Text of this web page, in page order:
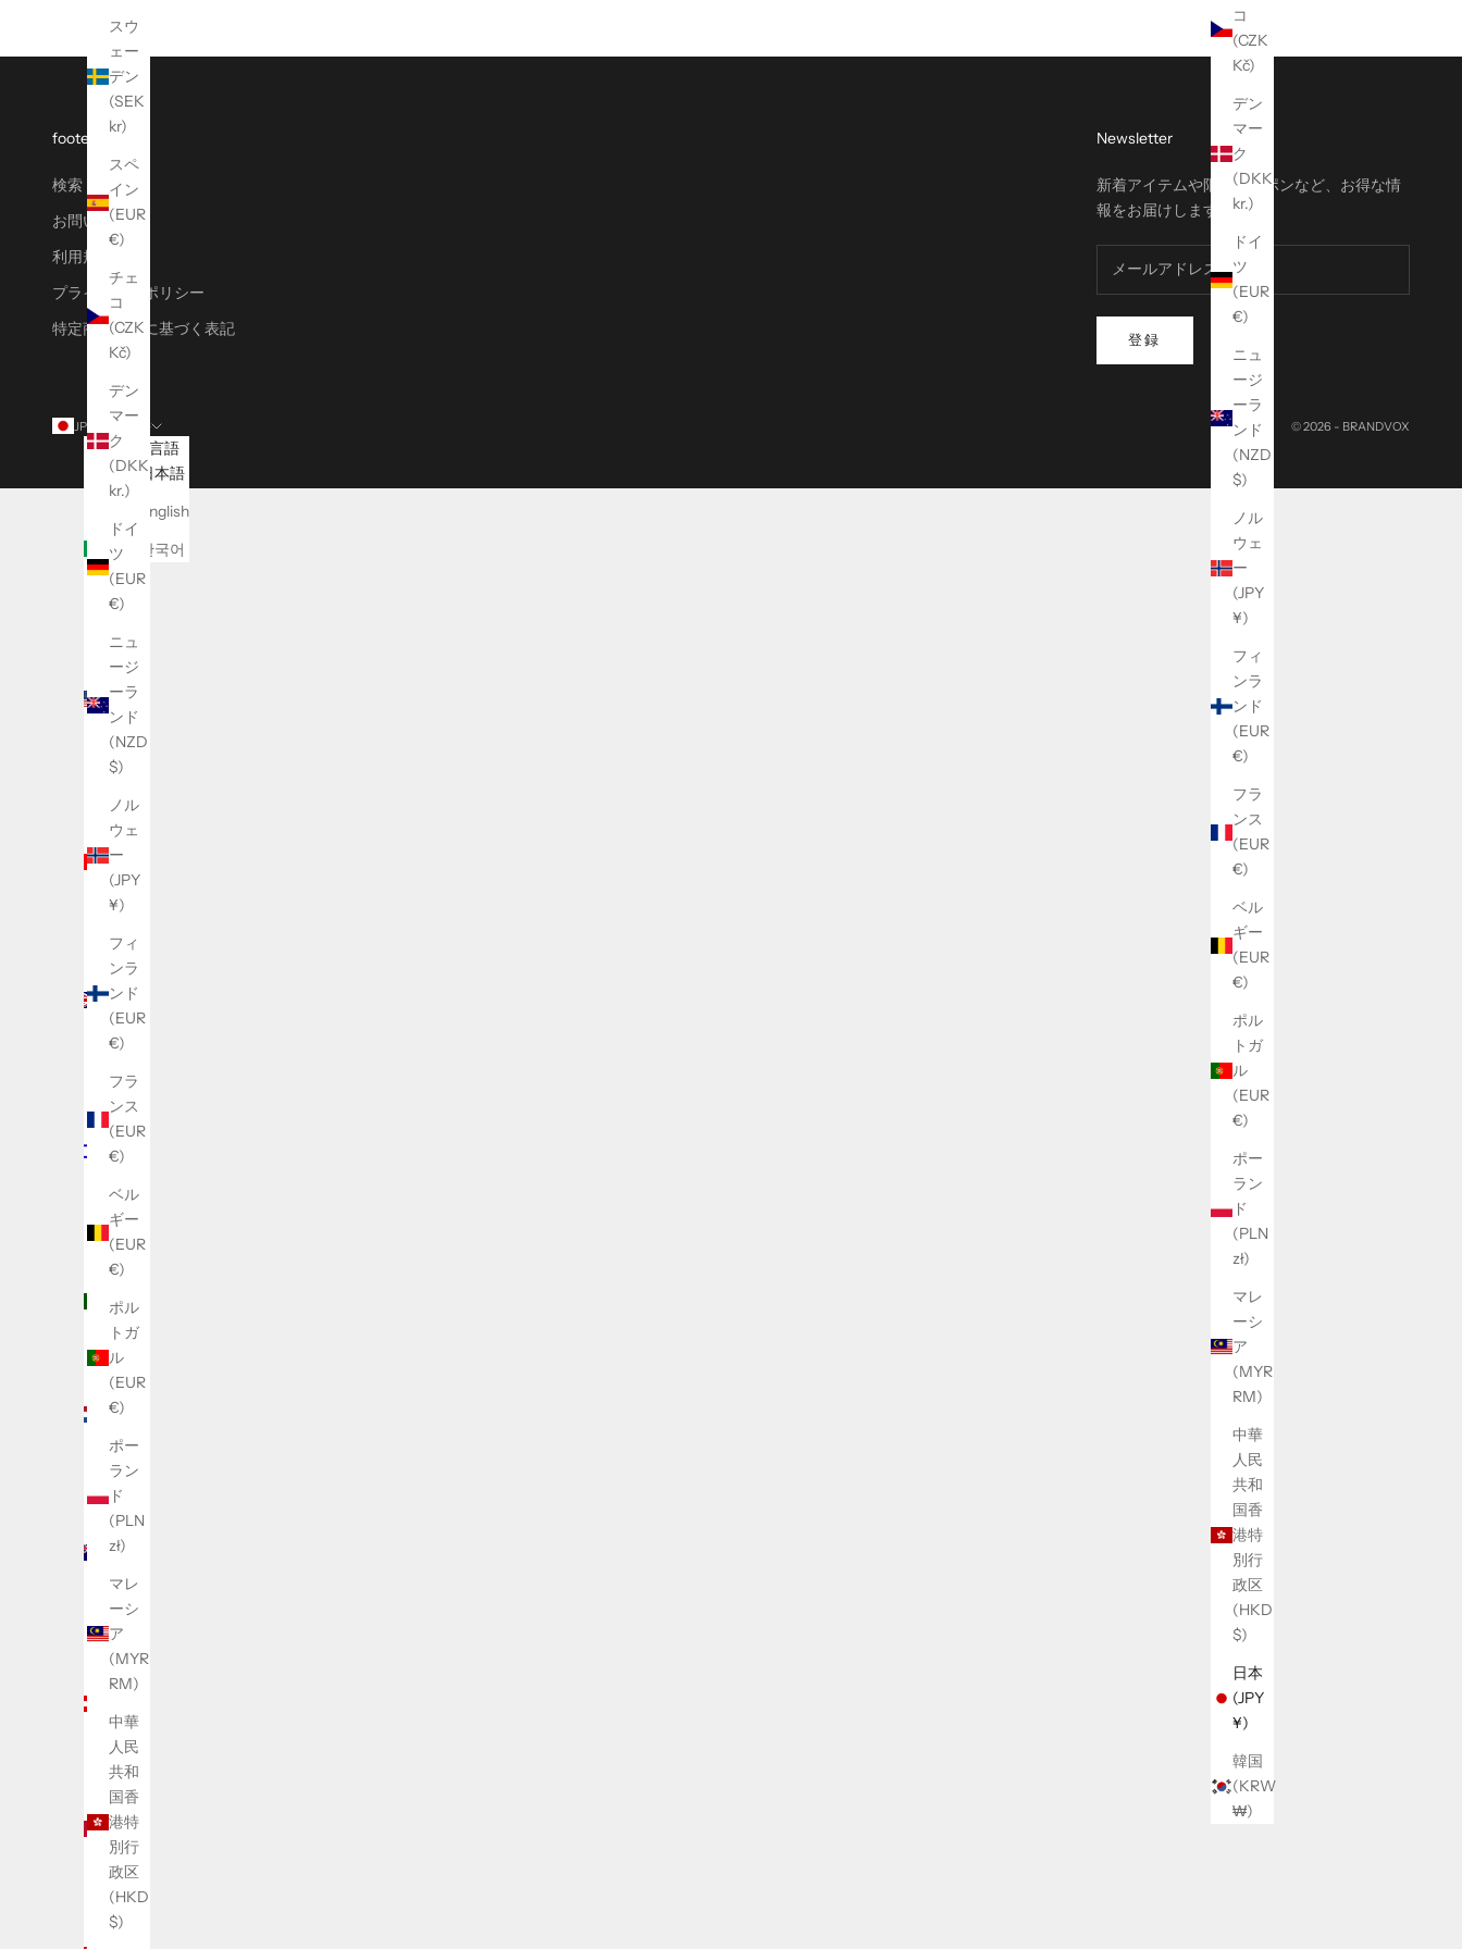
コ
(CZK
Kč)
デン
マー
ク
(DKK
kr.)
ドイ
ツ
(EUR
€)
ニュ
ージ
ーラ
ンド
(NZD
$)
ノル
ウェ
ー
(JPY
¥)
フィ
ンラ
ンド
(EUR
€)
フラ
ンス
(EUR
€)
ベル
ギー
(EUR
€)
ポル
トガ
ル
(EUR
€)
ポー
ラン
ド
(PLN
zł)
マレ
ーシ
ア
(MYR
RM)
中華
人民
共和
国香
港特
別行
政区
(HKD
$)
日本
(JPY
¥)
韓国
(KRW
₩)
スウ
ェー
デン
(SEK
kr)
スペ
イン
(EUR
€)
チェ
コ
(CZK
Kč)
デン
マー
ク
(DKK
kr.)
ドイ
ツ
(EUR
€)
ニュ
ージ
ーラ
ンド
(NZD
$)
ノル
ウェ
ー
(JPY
¥)
フィ
ンラ
ンド
(EUR
€)
フラ
ンス
(EUR
€)
ベル
ギー
(EUR
€)
ポル
トガ
ル
(EUR
€)
ポー
ラン
ド
(PLN
zł)
マレ
ーシ
ア
(MYR
RM)
中華
人民
共和
国香
港特
別行
政区
(HKD
$)
footer menu
検索
お問い合わせ
利用規約
プライバシーポリシー
特定商取引法に基づく表記
Newsletter
新着アイテムや限定クーポンなど、お得な情
報をお届けします。
登録
JPY ¥
国/地
域
アイ
ルラ
ンド
(EUR
€)
アメ
リカ
合衆
国
(USD
$)
アラ
ブ首
長国
連邦
(AED
イギ
リス
(GBP
£)
イ
ス
ラ
エ
(ILS
₪)
イタ
(EUR
€)
オラ
ンダ
€)
オー
スト
ラリ
(AUD
$)
オー
スト
(EUR
€)
カナ
ダ
(CAD
$)
シン
ガポ
日本語
言語
日本語
English
한국어
© 2026 - BRANDVOX